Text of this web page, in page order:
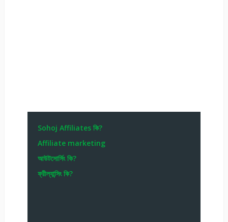
Sohoj Affiliates কি?
Affiliate marketing
আউটসোর্সিং কি?
ফ্রীল্যান্সিং কি?